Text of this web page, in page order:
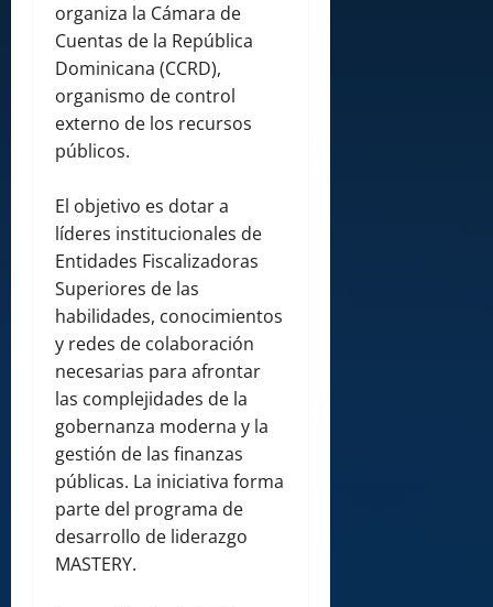
organiza la Cámara de
Cuentas de la República
Dominicana (CCRD),
organismo de control
externo de los recursos
públicos.
El objetivo es dotar a
líderes institucionales de
Entidades Fiscalizadoras
Superiores de las
habilidades, conocimientos
y redes de colaboración
necesarias para afrontar
las complejidades de la
gobernanza moderna y la
gestión de las finanzas
públicas. La iniciativa forma
parte del programa de
desarrollo de liderazgo
MASTERY.